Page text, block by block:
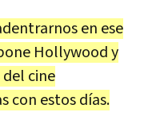
en ese
Hollywood y
cine
con estos días.